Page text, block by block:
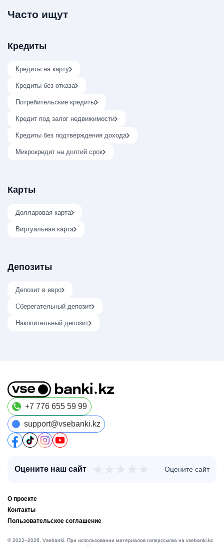
Часто ищут
Кредиты
Кредиты на карту
Кредиты без отказа
Потребительские кредиты
Кредит под залог недвижимости
Кредиты без подтверждения дохода
Микрокредит на долгий срок
Карты
Долларовая карта
Виртуальная карта
Депозиты
Депозит в евро
Сберегательный депозит
Накопительный депозит
+7 776 655 59 99
support@vsebanki.kz
Оцените наш сайт Оцените сайт
О проекте
Контакты
Пользовательское соглашение
© 2022–2026, Vsebanki. При использовании материалов гиперссылка на vsebanki.kz